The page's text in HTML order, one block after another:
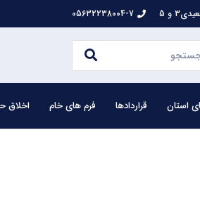
و 5 05632238004-7
استان قراردادها فرم های خام اخلاق